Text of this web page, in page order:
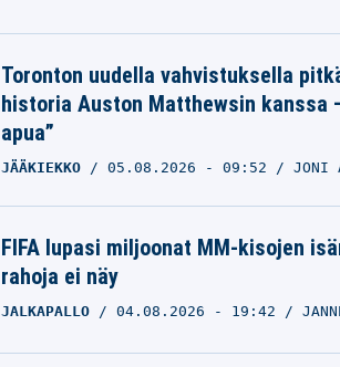
Toronton uudella vahvistuksella
historia Auston Matthewsin kanssa
apua”
JÄÄKIEKKO 05.08.2026 - 09:52 JONI
FIFA lupasi miljoonat MM-kisojen
rahoja ei näy
JALKAPALLO 04.08.2026 - 19:42